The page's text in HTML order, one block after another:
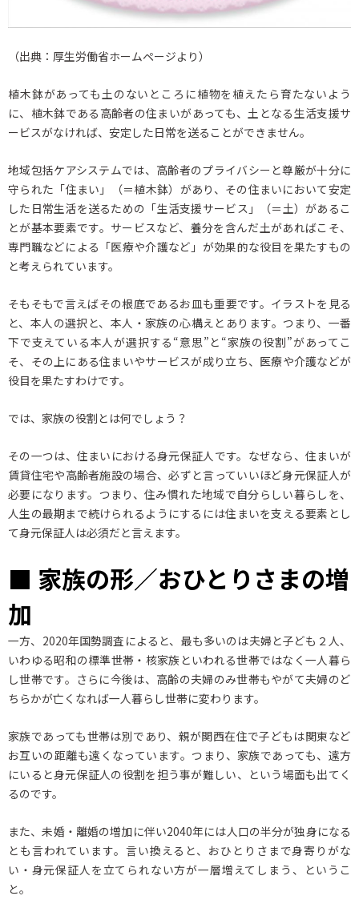
（出典：厚生労働省ホームページより）
植木鉢があっても土のないところに植物を植えたら育たないよう
に、植木鉢である高齢者の住まいがあっても、土となる生活支援サ
ービスがなければ、安定した日常を送ることができません。
地域包括ケアシステムでは、高齢者のプライバシーと尊厳が十分に
守られた「住まい」（＝植木鉢）があり、その住まいにおいて安定
した日常生活を送るための「生活支援サービス」（＝土）があるこ
とが基本要素です。サービスなど、養分を含んだ土があればこそ、
専門職などによる「医療や介護など」が効果的な役目を果たすもの
と考えられています。
そもそもで言えばその根底であるお皿も重要です。イラストを見る
と、本人の選択と、本人・家族の心構えとあります。つまり、一番
下で支えている本人が選択する“意思”と“家族の役割”があってこ
そ、その上にある住まいやサービスが成り立ち、医療や介護などが
役目を果たすわけです。
では、家族の役割とは何でしょう？
その一つは、住まいにおける身元保証人です。なぜなら、住まいが
賃貸住宅や高齢者施設の場合、必ずと言っていいほど身元保証人が
必要になります。つまり、住み慣れた地域で自分らしい暮らしを、
人生の最期まで続けられるようにするには住まいを支える要素とし
て身元保証人は必須だと言えます。
■ 家族の形／おひとりさまの増
加
一方、2020年国勢調査によると、最も多いのは夫婦と子ども２人、
いわゆる昭和の標準世帯・核家族といわれる世帯ではなく一人暮ら
し世帯です。さらに今後は、高齢の夫婦のみ世帯もやがて夫婦のど
ちらかが亡くなれば一人暮らし世帯に変わります。
家族であっても世帯は別であり、親が関西在住で子どもは関東など
お互いの距離も遠くなっています。つまり、家族であっても、遠方
にいると身元保証人の役割を担う事が難しい、という場面も出てく
るのです。
また、未婚・離婚の増加に伴い2040年には人口の半分が独身になる
とも言われています。言い換えると、おひとりさまで身寄りがな
い・身元保証人を立てられない方が一層増えてしまう、というこ
と。